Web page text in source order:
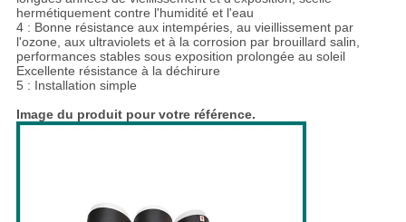
hermétiquement contre l'humidité et l'eau
4 : Bonne résistance aux intempéries, au vieillissement par
l'ozone, aux ultraviolets et à la corrosion par brouillard salin,
performances stables sous exposition prolongée au soleil
Excellente résistance à la déchirure
5 : Installation simple
Image du produit pour votre référence.